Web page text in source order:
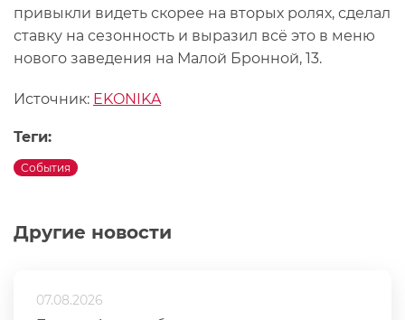
Другие новости
07.08.2026
привыкли видеть скорее на вторых ролях, сделал
ставку на сезонность и выразил всё это в меню
нового заведения на Малой Бронной, 13.
Источник: EKONIKA
Теги:
События